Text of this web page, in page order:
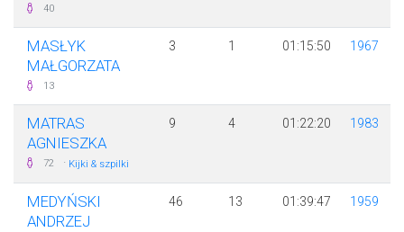
40
MASŁYK
MAŁGORZATA
13
3 1 01:15:50 1967
MATRAS
AGNIESZKA
72 · Kijki & szpilki
9 4 01:22:20 1983
MEDYŃSKI
ANDRZEJ
46 13 01:39:47 1959